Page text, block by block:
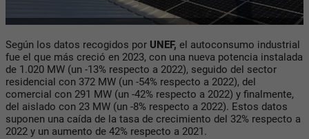
Según los datos recogidos por UNEF, el autoconsumo industrial
fue el que más creció en 2023, con una nueva potencia instalada
de 1.020 MW (un -13% respecto a 2022), seguido del sector
residencial con 372 MW (un -54% respecto a 2022), del
comercial con 291 MW (un -42% respecto a 2022) y finalmente,
del aislado con 23 MW (un -8% respecto a 2022). Estos datos
suponen una caída de la tasa de crecimiento del 32% respecto a
2022 y un aumento de 42% respecto a 2021.